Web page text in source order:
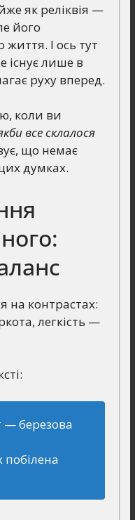
як реліквія —
його
І ось тут
існує лише в
руху вперед.
коли ви
все склалося
що немає
думках.
на контрастах:
легкість —
— березова